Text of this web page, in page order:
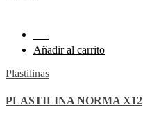
Añadir al carrito
Plastilinas
PLASTILINA NORMA X12